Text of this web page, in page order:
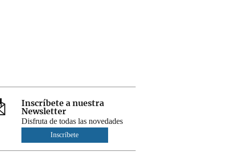
Inscríbete a nuestra
Newsletter
Disfruta de todas las novedades
Inscríbete